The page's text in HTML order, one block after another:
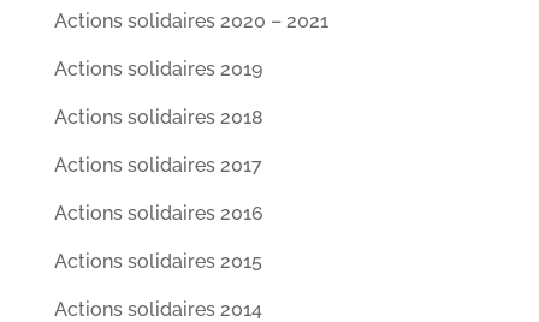
Actions solidaires 2020 – 2021
Actions solidaires 2019
Actions solidaires 2018
Actions solidaires 2017
Actions solidaires 2016
Actions solidaires 2015
Actions solidaires 2014